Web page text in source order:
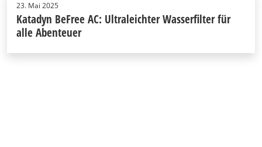
23. Mai 2025
Katadyn BeFree AC: Ultraleichter Wasserfilter für
alle Abenteuer